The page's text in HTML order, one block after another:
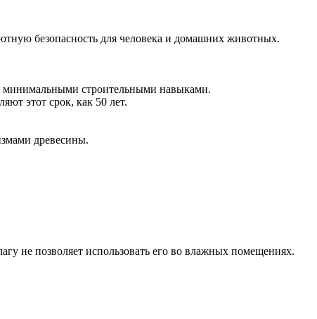
безопасность для человека и домашних животных.
минимальными строительными навыками.
этот срок, как 50 лет.
древесины.
не позволяет использовать его во влажных помещениях.